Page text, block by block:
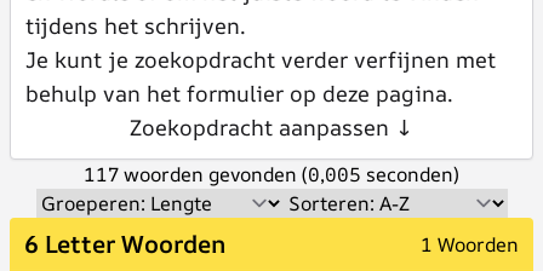
tijdens het schrijven.
Je kunt je zoekopdracht verder verfijnen met
behulp van het formulier op deze pagina.
Zoekopdracht aanpassen ↓
117 woorden gevonden (0,005 seconden)
6 Letter Woorden 1 Woorden